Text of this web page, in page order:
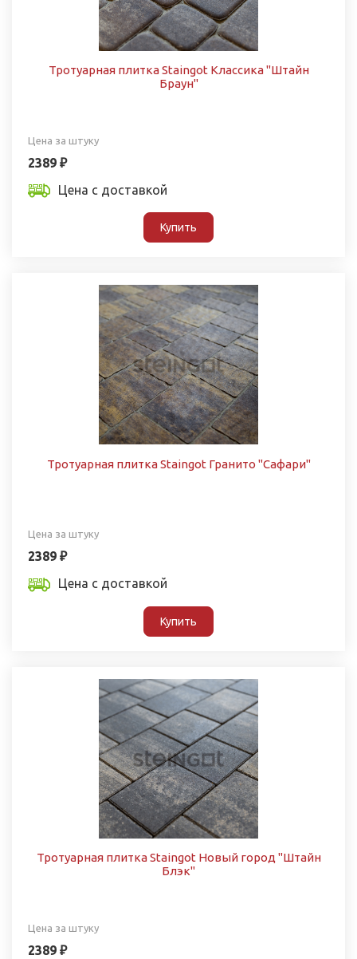
Тротуарная плитка Staingot Классика "Штайн
Браун"
Цена за штуку
2389 ₽
Цена с доставкой
Купить
Тротуарная плитка Staingot Гранито "Сафари"
Цена за штуку
2389 ₽
Цена с доставкой
Купить
Тротуарная плитка Staingot Новый город "Штайн
Блэк"
Цена за штуку
2389 ₽